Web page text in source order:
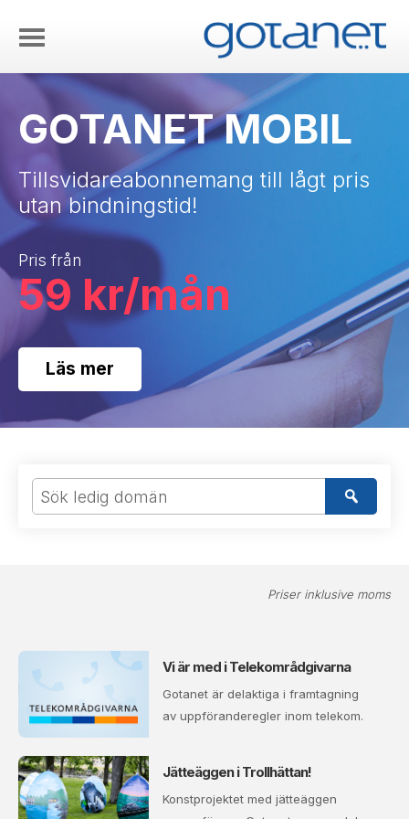
GOTANET MOBIL
Tillsvidareabonnemang till lågt pris
utan bindningstid!
Pris från
59 kr/mån
Läs mer
Priser inklusive moms
Vi är med i Telekområdgivarna
Gotanet är delaktiga i framtagning
av uppföranderegler inom telekom.
Jätteäggen i Trollhättan!
Konstprojektet med jätteäggen